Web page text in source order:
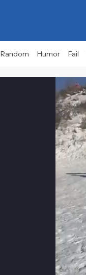
Random Humor Fail